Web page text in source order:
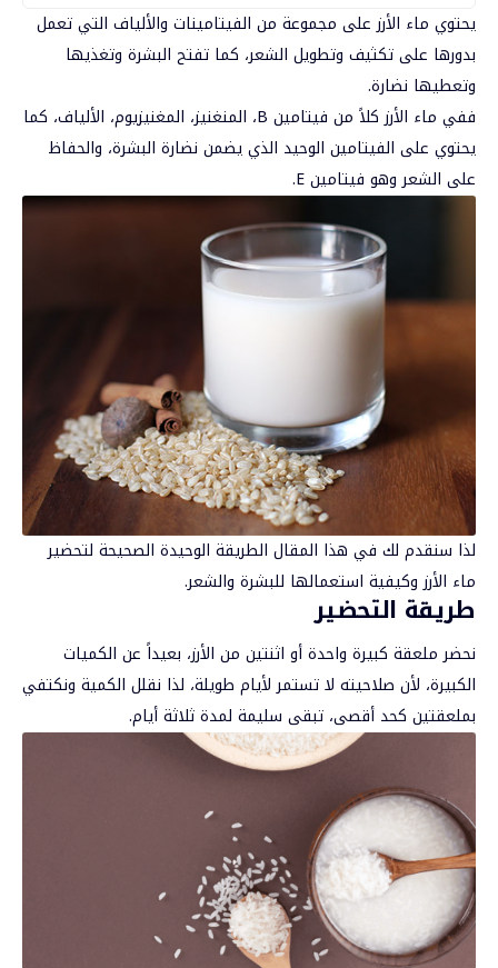
يحتوي ماء الأرز على مجموعة من الفيتامينات والألياف التي تعمل
بدورها على تكثيف وتطويل الشعر، كما تفتح البشرة وتغذيها
وتعطيها نضارة.
ففي ماء الأرز كلاً من فيتامين B، المنغنيز، المغنيزيوم، الألياف، كما
يحتوي على الفيتامين الوحيد الذي يضمن نضارة البشرة، والحفاظ
على الشعر وهو فيتامين E.
لذا سنقدم لك في هذا المقال الطريقة الوحيدة الصحيحة لتحضير
ماء الأرز وكيفية استعمالها للبشرة والشعر.
طريقة التحضير
نحضر ملعقة كبيرة واحدة أو اثنتين من الأرز، بعيداً عن الكميات
الكبيرة، لأن صلاحيته لا تستمر لأيام طويلة، لذا نقلل الكمية ونكتفي
بملعقتين كحد أقصى، تبقى سليمة لمدة ثلاثة أيام.